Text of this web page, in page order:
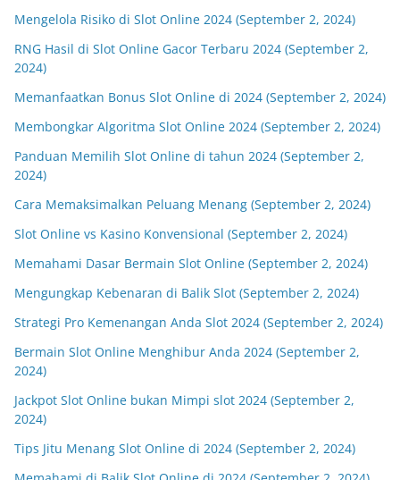
Mengelola Risiko di Slot Online 2024 (September 2, 2024)
RNG Hasil di Slot Online Gacor Terbaru 2024 (September 2,
2024)
Memanfaatkan Bonus Slot Online di 2024 (September 2, 2024)
Membongkar Algoritma Slot Online 2024 (September 2, 2024)
Panduan Memilih Slot Online di tahun 2024 (September 2,
2024)
Cara Memaksimalkan Peluang Menang (September 2, 2024)
Slot Online vs Kasino Konvensional (September 2, 2024)
Memahami Dasar Bermain Slot Online (September 2, 2024)
Mengungkap Kebenaran di Balik Slot (September 2, 2024)
Strategi Pro Kemenangan Anda Slot 2024 (September 2, 2024)
Bermain Slot Online Menghibur Anda 2024 (September 2,
2024)
Jackpot Slot Online bukan Mimpi slot 2024 (September 2,
2024)
Tips Jitu Menang Slot Online di 2024 (September 2, 2024)